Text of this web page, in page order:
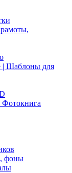
| Шаблоны для
Фотокнига
фоны